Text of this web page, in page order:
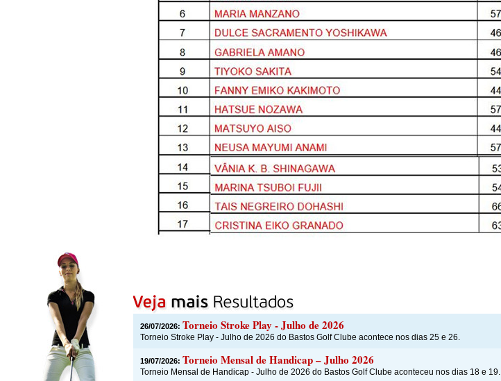
26/07/2026: Torneio Stroke Play - Julho de 2026
Torneio Stroke Play - Julho de 2026 do Bastos Golf Clube acontece nos dias 25 e 26.
19/07/2026: Torneio Mensal de Handicap – Julho 2026
Torneio Mensal de Handicap - Julho de 2026 do Bastos Golf Clube aconteceu nos dias 18 e 19.